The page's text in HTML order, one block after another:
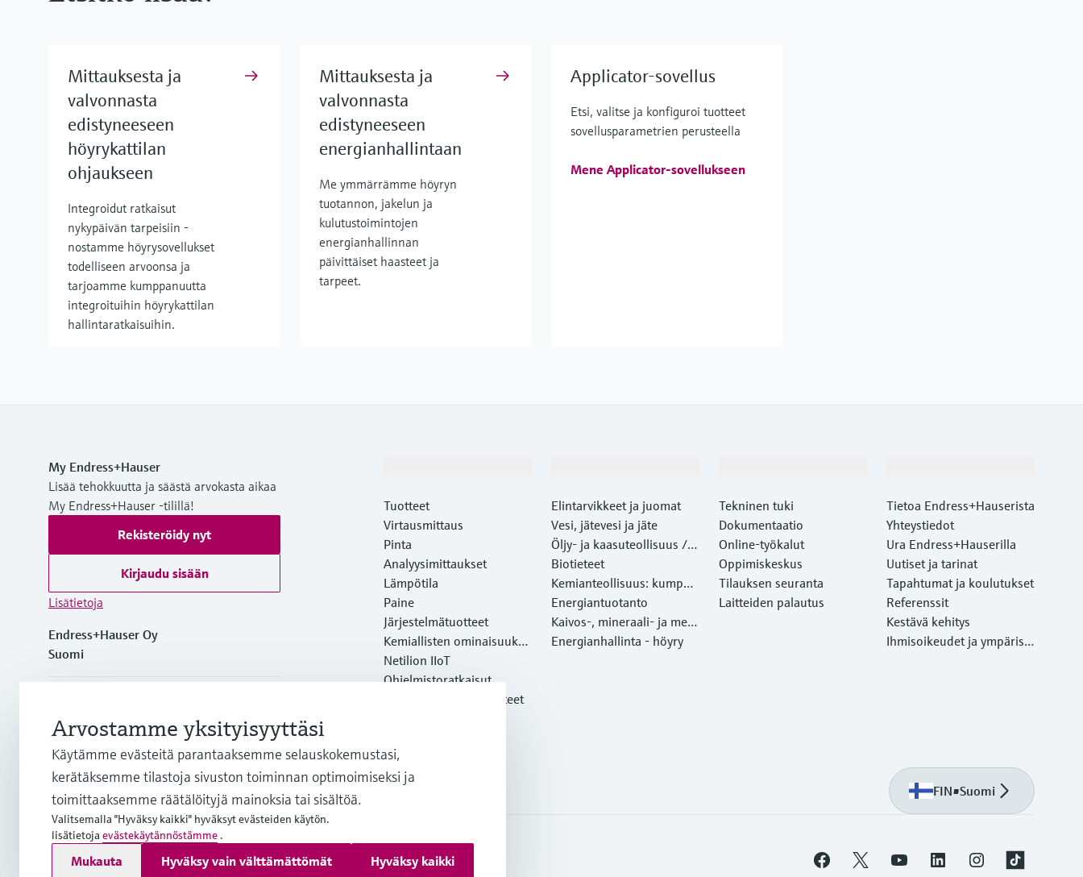
Mittauksesta ja
valvonnasta
edistyneeseen
höyrykattilan
ohjaukseen
Integroidut ratkaisut
nykypäivän tarpeisiin -
nostamme höyrysovellukset
todelliseen arvoonsa ja
tarjoamme kumppanuutta
integroituihin höyrykattilan
hallintaratkaisuihin.
Mittauksesta ja
valvonnasta
edistyneeseen
energianhallintaan
Me ymmärrämme höyryn
tuotannon, jakelun ja
kulutustoimintojen
energianhallinnan
päivittäiset haasteet ja
tarpeet.
Applicator-sovellus
Etsi, valitse ja konfiguroi tuotteet
sovellusparametrien perusteella
Mene Applicator-sovellukseen
My Endress+Hauser
Lisää tehokkuutta ja säästä arvokasta aikaa
My Endress+Hauser -tilillä!
Rekisteröidy nyt
Kirjaudu sisään
Lisätietoja
Endress+Hauser Oy
Suomi
info.fi@endress.com
firstname.lastname@endress.com
Tuotteet
Virtausmittaus
Pinta
Analyysimittaukset
Lämpötila
Paine
Järjestelmätuotteet
Kemiallisten ominaisuuksi
en optinen analyysi
Netilion IIoT
Ohjelmistoratkaisut
Esittelyssä olevat tuotteet
Elintarvikkeet ja juomat
Vesi, jätevesi ja jäte
Öljy- ja kaasuteollisuus /
Marine
Biotieteet
Kemianteollisuus: kumppa
ni kestävään menestyksee
n
Energiantuotanto
Kaivos-, mineraali- ja meta
lliteollisuus
Energianhallinta - höyry
Tekninen tuki
Dokumentaatio
Online-työkalut
Oppimiskeskus
Tilauksen seuranta
Laitteiden palautus
Tietoa Endress+Hauserista
Yhteystiedot
Ura Endress+Hauserilla
Uutiset ja tarinat
Tapahtumat ja koulutukset
Referenssit
Kestävä kehitys
Ihmisoikeudet ja ympärist
FIN•Suomi
Copyright © Endress+Hauser Group Services AG
Julkaisutiedot
KäyttöehdotTietosuojakäytäntöYleiset sopimusehdot
Arvostamme yksityisyyttäsi
Käytämme evästeitä parantaaksemme selauskokemustasi,
kerätäksemme tilastoja sivuston toiminnan optimoimiseksi ja
toimittaaksemme räätälöityjä mainoksia tai sisältöä.
Valitsemalla "Hyväksy kaikki" hyväksyt evästeiden käytön.
lisätietoja evästekäytännöstämme .
Mukauta Hyväksy vain välttämättömät Hyväksy kaikki